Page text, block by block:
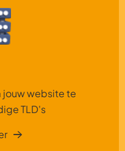
jouw website te
TLD's